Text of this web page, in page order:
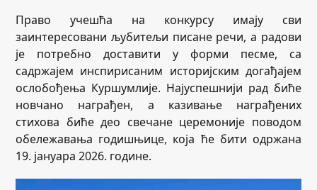
Право учешћа на конкурсу имају сви
заинтересовани љубитељи писане речи, а радови
је потребно доставити у форми песме, са
садржајем инспирисаним историјским догађајем
ослобођења Куршумлије. Најуспешнији рад биће
новчано награђен, а казивање награђених
стихова биће део свечане церемоније поводом
обележавања годишњице, која ће бити одржана
19. јануара 2026. године.